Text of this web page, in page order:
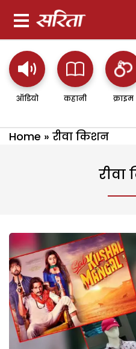
ऑडियो कहानी क्राइम
Home » रीवा किशन